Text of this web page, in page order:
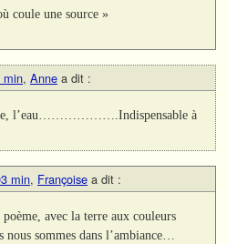
coule une source »
min, Anne a dit :
l’eau……………….Indispensable à
min, Françoise a dit :
avec la terre aux couleurs
nous sommes dans l’ambiance…